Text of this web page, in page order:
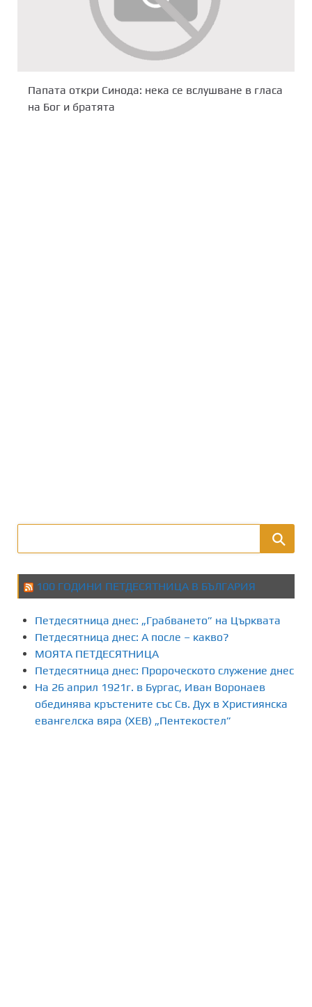
Папата откри Синода: нека се вслушване в гласа
на Бог и братята
100 ГОДИНИ ПЕТДЕСЯТНИЦА В БЪЛГАРИЯ
Петдесятница днес: „Грабването” на Църквата
Петдесятница днес: А после – какво?
МОЯТА ПЕТДЕСЯТНИЦА
Петдесятница днес: Пророческото служение днес
На 26 април 1921г. в Бургас, Иван Воронаев
обединява кръстените със Св. Дух в Християнска
евангелска вяра (ХЕВ) „Пентекостел”